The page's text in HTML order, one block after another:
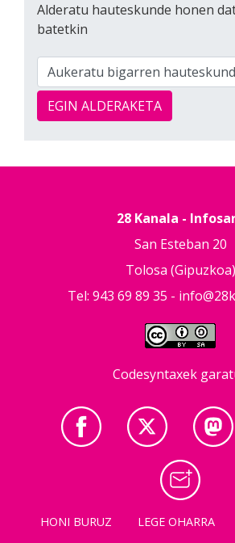
Alderatu hauteskunde honen
batetkin
EGIN ALDERAKETA
28 Kanala -
San Esteban 20
Tolosa (Gipuzkoa)
Tel: 943 69 89 35 -
Codesyntaxek
HONI BURUZ LEGE OHARRA